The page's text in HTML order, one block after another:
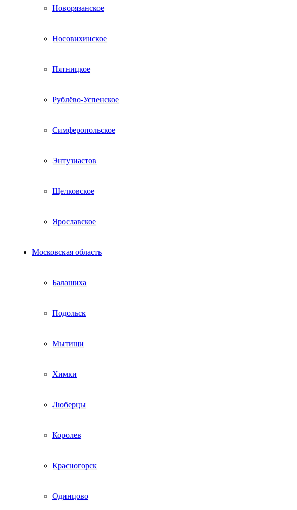
Новорязанское
Носовихинское
Пятницкое
Рублёво-Успенское
Симферопольское
Энтузиастов
Щелковское
Ярославское
Московская область
Балашиха
Подольск
Мытищи
Химки
Люберцы
Королев
Красногорск
Одинцово